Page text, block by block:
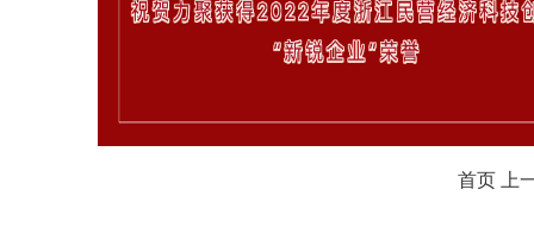
首页 上